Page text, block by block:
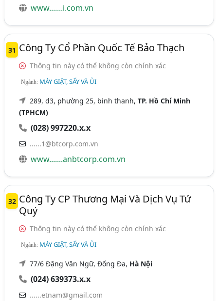
www.......i.com.vn
31 Công Ty Cổ Phần Quốc Tế Bảo Thạch
Thông tin này có thể không còn chính xác
Ngành: MÁY GIẶT, SẤY VÀ ỦI
289, d3, phường 25, binh thanh,TP. Hồ Chí Minh
(TPHCM)
(028) 997220.x.x
......1@btcorp.com.vn
www.......anbtcorp.com.vn
32 Công Ty CP Thương Mại Và Dịch Vụ Tứ
Quý
Thông tin này có thể không còn chính xác
Ngành: MÁY GIẶT, SẤY VÀ ỦI
77/6 Đặng Văn Ngữ, Đống Đa, Hà Nội
(024) 639373.x.x
......etnam@gmail.com